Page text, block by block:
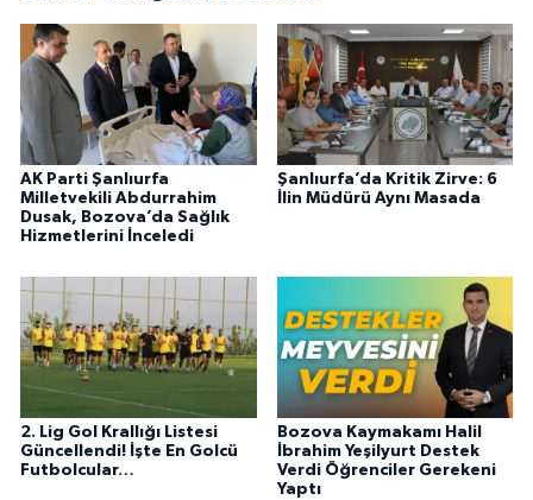
AK Parti Şanlıurfa
Milletvekili Abdurrahim
Dusak, Bozova’da Sağlık
Hizmetlerini İnceledi
Şanlıurfa’da Kritik Zirve: 6
İlin Müdürü Aynı Masada
2. Lig Gol Krallığı Listesi
Güncellendi! İşte En Golcü
Futbolcular…
Bozova Kaymakamı Halil
İbrahim Yeşilyurt Destek
Verdi Öğrenciler Gerekeni
Yaptı